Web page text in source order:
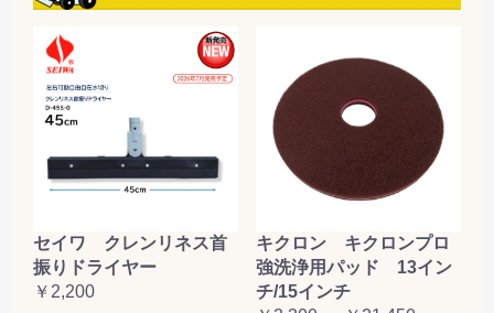
セイワ クレンリネス首
振りドライヤー
￥2,200
キクロン キクロンプロ
強洗浄用パッド 13イン
チ/15インチ